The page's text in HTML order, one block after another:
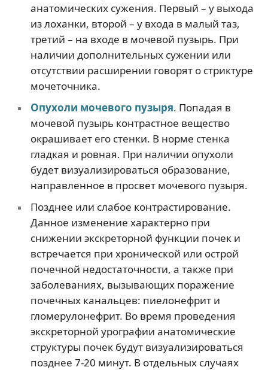
анатомических сужения. Первый – у выхода
из лоханки, второй – у входа в малый таз,
третий – на входе в мочевой пузырь. При
наличии дополнительных сужении или
отсутствии расширении говорят о стриктуре
мочеточника.
Опухоли мочевого пузыря. Попадая в
мочевой пузырь контрастное вещество
окрашивает его стенки. В норме стенка
гладкая и ровная. При наличии опухоли
будет визуализироваться образование,
направленное в просвет мочевого пузыря.
Позднее или слабое контрастирование.
Данное изменение характерно при
снижении экскреторной функции почек и
встречается при хронической или острой
почечной недостаточности, а также при
заболеваниях, вызывающих поражение
почечных канальцев: пиелонефрит и
гломерулонефрит. Во время проведения
экскреторной урографии анатомические
структуры почек будут визуализироваться
позднее 7-20 минут. В отдельных случаях